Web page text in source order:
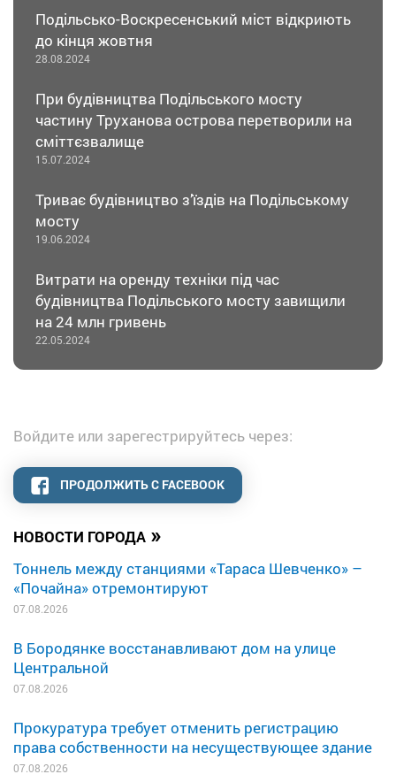
НОВОСТИ ГОРОДА »
Тоннель между станциями «Тараса Шевченко» –
«Почайна» отремонтируют
07.08.2026
В Бородянке восстанавливают дом на улице
Центральной
07.08.2026
Прокуратура требует отменить регистрацию
права собственности на несуществующее здание
07.08.2026
Подільсько-Воскресенський міст відкриють
до кінця жовтня
28.08.2024
При будівництва Подільського мосту
частину Труханова острова перетворили на
сміттєзвалище
15.07.2024
Триває будівництво з’їздів на Подільському
мосту
19.06.2024
Витрати на оренду техніки під час
будівництва Подільського мосту завищили
на 24 млн гривень
22.05.2024
Войдите или зарегестрируйтесь через:
ПРОДОЛЖИТЬ С FACEBOOK